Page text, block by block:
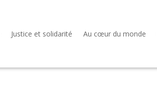
Justice et solidarité Au cœur du monde